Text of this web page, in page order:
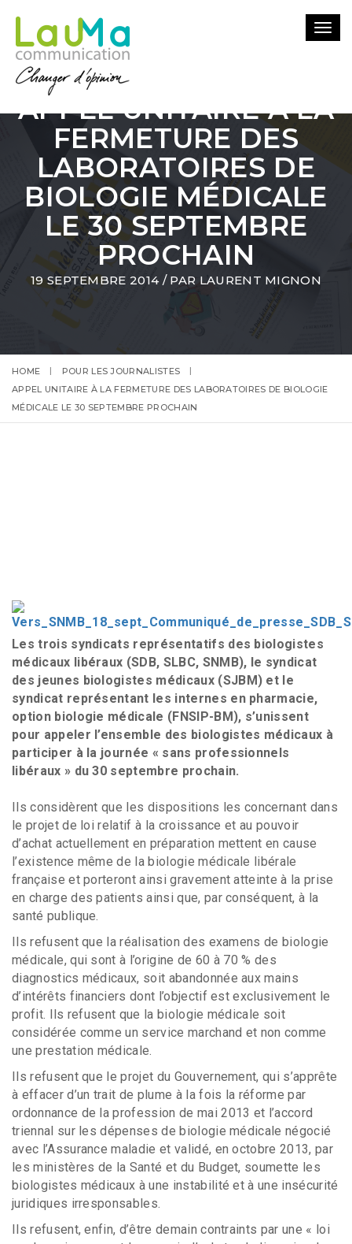
APPEL UNITAIRE À LA
FERMETURE DES
LABORATOIRES DE
BIOLOGIE MÉDICALE
LE 30 SEPTEMBRE
PROCHAIN
19 SEPTEMBRE 2014/ PAR LAURENT MIGNON
HOME
POUR LES JOURNALISTES
APPEL UNITAIRE À LA FERMETURE DES LABORATOIRES DE BIOLOGIE
MÉDICALE LE 30 SEPTEMBRE PROCHAIN
Les trois syndicats représentatifs des biologistes
médicaux libéraux (SDB, SLBC, SNMB), le syndicat
des jeunes biologistes médicaux (SJBM) et le
syndicat représentant les internes en pharmacie,
option biologie médicale (FNSIP-BM), s’unissent
pour appeler l’ensemble des biologistes médicaux à
participer à la journée « sans professionnels
libéraux » du 30 septembre prochain.
Ils considèrent que les dispositions les concernant dans
le projet de loi relatif à la croissance et au pouvoir
d’achat actuellement en préparation mettent en cause
l’existence même de la biologie médicale libérale
française et porteront ainsi gravement atteinte à la prise
en charge des patients ainsi que, par conséquent, à la
santé publique.
Ils refusent que la réalisation des examens de biologie
médicale, qui sont à l’origine de 60 à 70 % des
diagnostics médicaux, soit abandonnée aux mains
d’intérêts financiers dont l’objectif est exclusivement le
profit. Ils refusent que la biologie médicale soit
considérée comme un service marchand et non comme
une prestation médicale.
Ils refusent que le projet du Gouvernement, qui s’apprête
à effacer d’un trait de plume à la fois la réforme par
ordonnance de la profession de mai 2013 et l’accord
triennal sur les dépenses de biologie médicale négocié
avec l’Assurance maladie et validé, en octobre 2013, par
les ministères de la Santé et du Budget, soumette les
biologistes médicaux à une instabilité et à une insécurité
juridiques irresponsables.
Ils refusent, enfin, d’être demain contraints par une « loi